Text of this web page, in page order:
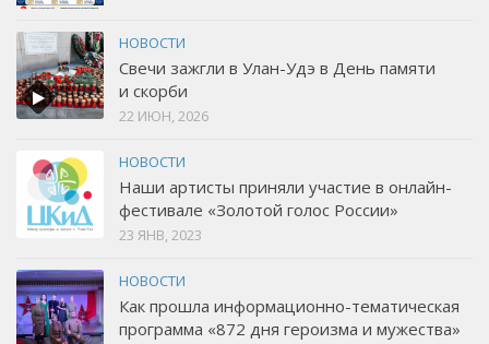
НОВОСТИ
Свечи зажгли в Улан-Удэ в День памяти
и скорби
22 ИЮН, 2026
НОВОСТИ
Наши артисты приняли участие в онлайн-
фестивале «Золотой голос России»
23 ЯНВ, 2023
НОВОСТИ
Как прошла информационно-тематическая
программа «872 дня героизма и мужества»